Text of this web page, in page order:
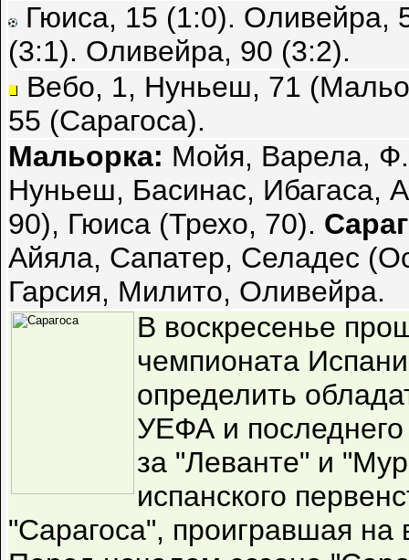
Гюиса, 15 (1:0). Оливейра,
(3:1). Оливейра, 90 (3:2).
Вебо, 1, Нуньеш, 71
55 (Сарагоса).
Мальорка: Мойя, Варела,
Нуньеш, Басинас, Ибагаса,
90), Гюиса (Трехо, 70).
Айяла, Сапатер, Селадес
Гарсия, Милито, Оливейра.
В воскресенье
чемпионата
определить
УЕФА и последнего
за "Леванте" и
испанского
"Сарагоса", проигравшая